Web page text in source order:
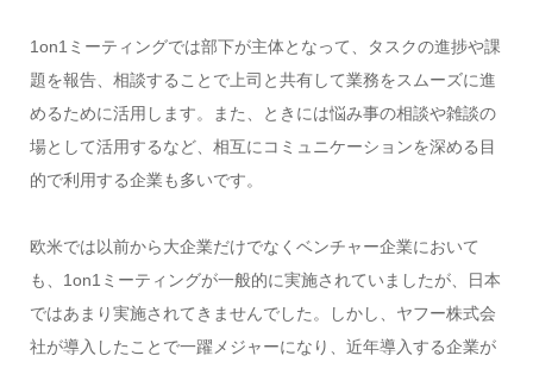
1on1ミーティングでは部下が主体となって、タスクの進捗や課
題を報告、相談することで上司と共有して業務をスムーズに進
めるために活用します。また、ときには悩み事の相談や雑談の
場として活用するなど、相互にコミュニケーションを深める目
的で利用する企業も多いです。
欧米では以前から大企業だけでなくベンチャー企業において
も、1on1ミーティングが一般的に実施されていましたが、日本
ではあまり実施されてきませんでした。しかし、ヤフー株式会
社が導入したことで一躍メジャーになり、近年導入する企業が